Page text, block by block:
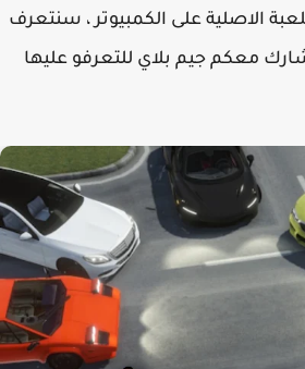
الاصلية على الكمبيوتر ، سنتعرف
معكم جيم بلاي للتعرفو عليها